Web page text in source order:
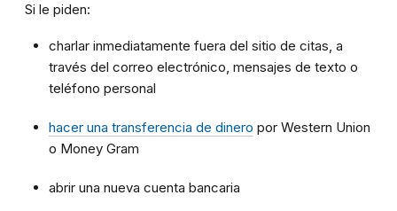
Si le piden:
charlar inmediatamente fuera del sitio de citas, a
través del correo electrónico, mensajes de texto o
teléfono personal
hacer una transferencia de dinero por Western Union
o Money Gram
abrir una nueva cuenta bancaria